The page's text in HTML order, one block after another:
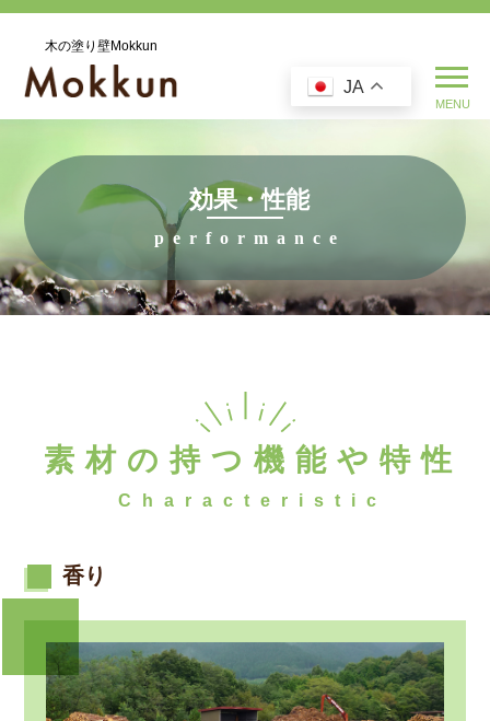
木の塗り壁Mokkun
JA
効果・性能
素材の持つ機能や特性
Characteristic
香り